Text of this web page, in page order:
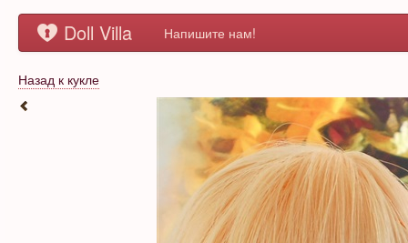
Doll Villa Напишите нам!
Назад к кукле